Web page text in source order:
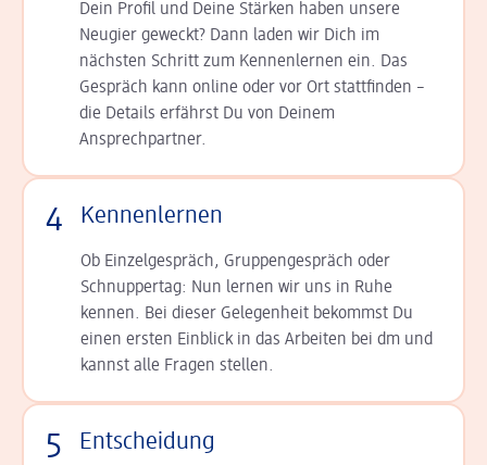
Dein Profil und Deine Stär­ken haben unsere
Neugier geweckt? Dann laden wir Dich im
nächsten Schritt zum Kennen­lernen ein. Das
Gespräch kann online oder vor Ort statt­finden –
die Details er­fährst Du von Deinem
Ansprechpartner.
4 Kennenlernen
Ob Einzelgespräch, Grup­pen­gespräch oder
Schnup­per­tag: Nun lernen wir uns in Ruhe
kennen. Bei dieser Gelegenheit bekommst Du
einen ersten Einblick in das Arbeiten bei dm und
kannst alle Fragen stellen.
5 Entscheidung